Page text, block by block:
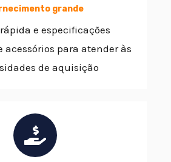
grande
e especificações
acessórios para atender às
de aquisição